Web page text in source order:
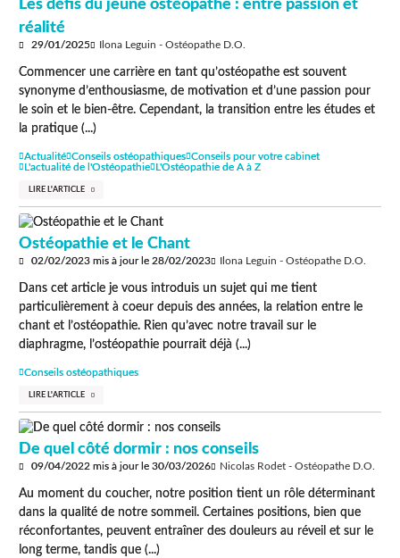
Les défis du jeune ostéopathe : entre passion et
réalité
29/01/2025 Ilona Leguin - Ostéopathe D.O.
Commencer une carrière en tant qu’ostéopathe est souvent
synonyme d’enthousiasme, de motivation et d’une passion pour
le soin et le bien-être. Cependant, la transition entre les études et
la pratique (...)
Actualité Conseils ostéopathiques Conseils pour votre cabinet
L'actualité de l'Ostéopathie
L'Ostéopathie de A à Z
LIRE L'ARTICLE
Ostéopathie et le Chant
02/02/2023mis à jour le 28/02/2023 Ilona Leguin - Ostéopathe D.O.
Dans cet article je vous introduis un sujet qui me tient
particulièrement à coeur depuis des années, la relation entre le
chant et l’ostéopathie. Rien qu’avec notre travail sur le
diaphragme, l’ostéopathie pourrait déjà (...)
Conseils ostéopathiques
LIRE L'ARTICLE
De quel côté dormir : nos conseils
09/04/2022mis à jour le 30/03/2026 Nicolas Rodet - Ostéopathe D.O.
Au moment du coucher, notre position tient un rôle déterminant
dans la qualité de notre sommeil. Certaines positions, bien que
réconfortantes, peuvent entraîner des douleurs au réveil et sur le
long terme, tandis que (...)